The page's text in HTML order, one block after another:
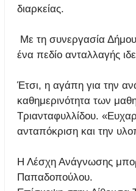
διαρκείας.
Με τη συνεργασία
ένα πεδίο ανταλλαγής
Έτσι, η αγάπη για την
καθημερινότητα των
Τριανταφυλλίδου.
ανταπόκριση και την
Η Λέσχη Ανάγνωσης
Παπαδοπούλου.